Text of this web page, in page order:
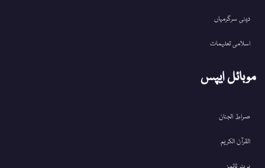
دینی سرگرمیاں
اسلامی تعلیمات
موبائل ایپس
صراط الجنان
القرآن الکریم